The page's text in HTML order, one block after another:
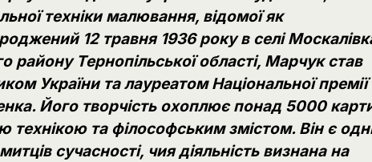
техніки малювання, відомої як
12 травня 1936 року в селі
району Тернопільської області, Марчук став
України та лауреатом Національної премії
Його творчість охоплює понад 5000
технікою та філософським змістом. Він є
сучасності, чия діяльність визнана на